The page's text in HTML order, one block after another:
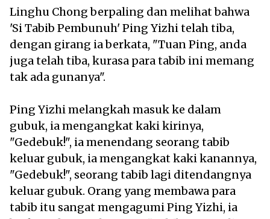
Linghu Chong berpaling dan melihat bahwa
'Si Tabib Pembunuh' Ping Yizhi telah tiba,
dengan girang ia berkata, "Tuan Ping, anda
juga telah tiba, kurasa para tabib ini memang
tak ada gunanya".
Ping Yizhi melangkah masuk ke dalam
gubuk, ia mengangkat kaki kirinya,
"Gedebuk!", ia menendang seorang tabib
keluar gubuk, ia mengangkat kaki kanannya,
"Gedebuk!", seorang tabib lagi ditendangnya
keluar gubuk. Orang yang membawa para
tabib itu sangat mengagumi Ping Yizhi, ia